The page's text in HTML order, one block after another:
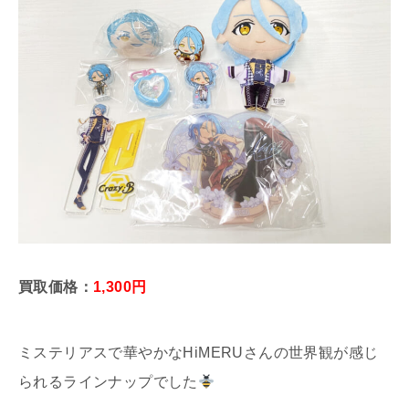
買取価格： 1,300円
ミステリアスで華やかなHiMERUさんの世界観が感じ
られるラインナップでした